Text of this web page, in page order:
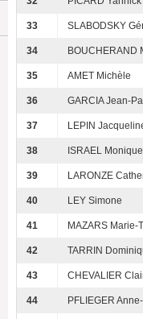
33 SLABODSKY
34 BOUCHERAND
35 AMET Michèle
36 GARCIA Jean-
37 LEPIN
38 ISRAEL Monique
39 LARONZE
40 LEY Simone
41 MAZARS Marie-
42 TARRIN
43 CHEVALIER
44 PFLIEGER